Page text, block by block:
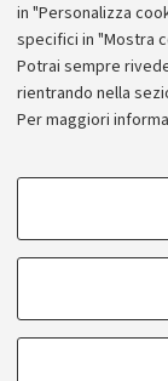
in "Personalizza
specifici in "Mostra
Potrai sempre
rientrando nella
Per maggiori
COOKIE DI
COOKIE
©Copyright 2026
Bologna - Via